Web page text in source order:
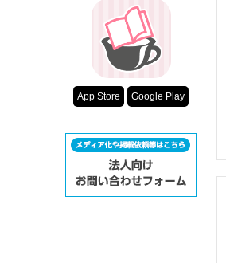
App Store Google Play